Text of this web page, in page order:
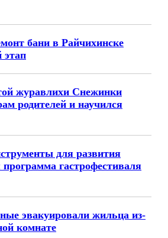
бани в Райчихинске
журавлихи Снежинки
родителей и научился
для развития
программа гастрофестиваля
эвакуировали жильца из-
комнате